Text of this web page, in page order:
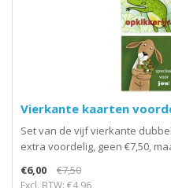
Vierkante kaarten
Set van de vijf vierkante
extra voordelig, geen €7,50,
€6,00
€7,50
Excl. BTW: €4,96